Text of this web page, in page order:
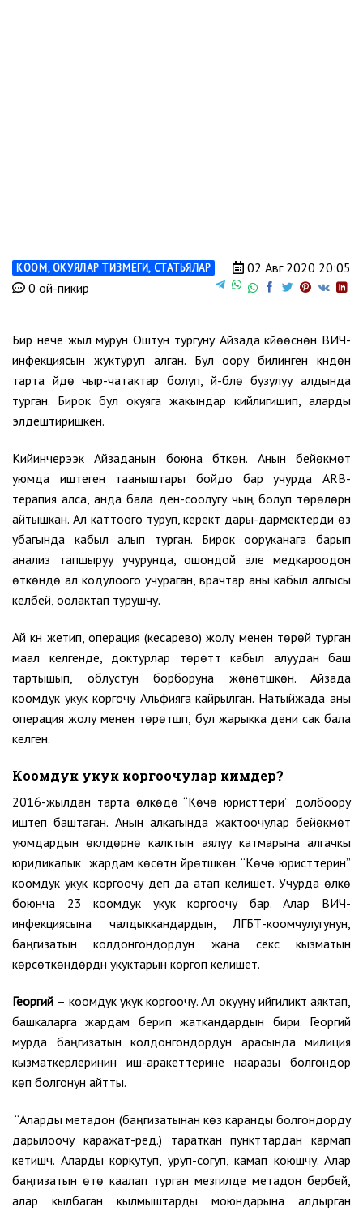
КООМ,ОКУЯЛАР ТИЗМЕГИ, СТАТЬЯЛАР
02 Авг 2020 20:05
0 ой-пикир
Бир нече жыл мурун Оштун тургуну Айзада күйөөсүнөн ВИЧ-
инфекциясын жуктуруп алган. Бул оору билинген күндөн
тарта үйдө чыр-чатактар болуп, үй-бүлө бузулуу алдында
турган. Бирок бул окуяга жакындар кийлигишип, аларды
элдештиришкен.
Кийинчерээк Айзаданын боюна бүткөн. Анын бейөкмөт
уюмда иштеген тааныштары бойдо бар учурда ARB-
терапия алса, анда бала ден-соолугу чың болуп төрөлөрүн
айтышкан. Ал каттоого туруп, керектүү дары-дармектерди өз
убагында кабыл алып турган. Бирок ооруканага барып
анализ тапшыруу учурунда, ошондой эле медкароодон
өткөндө ал кодулоого учураган, врачтар аны кабыл алгысы
келбей, оолактап турушчу.
Ай күнү жетип, операция (кесарево) жолу менен төрөй турган
маал келгенде, доктурлар төрөттү кабыл алуудан баш
тартышып, облустун борборуна жөнөтүшкөн. Айзада
коомдук укук коргочу Альфияга кайрылган. Натыйжада аны
операция жолу менен төрөтүшүп, бул жарыкка дени сак бала
келген.
Коомдук укук коргоочулар кимдер?
2016-жылдан тарта өлкөдө “Көчө юристтери” долбоору
иштеп баштаган. Анын алкагында жактоочулар бейөкмөт
уюмдардын өкүлдөрүнө калктын аялуу катмарына алгачкы
юридикалык жардам көсөтүүнү үйрөтүшкөн. “Көчө юристтерин”
коомдук укук коргоочу деп да атап келишет. Учурда өлкө
боюнча 23 коомдук укук коргоочу бар. Алар ВИЧ-
инфекциясына чалдыккандардын, ЛГБТ-коомчулугунун,
баңгизатын колдонгондордун жана секс кызматын
көрсөткөндөрдүн укуктарын коргоп келишет.
Георгий – коомдук укук коргоочу. Ал окууну ийгиликтүү аяктап,
башкаларга жардам берип жаткандардын бири. Георгий
мурда баңгизатын колдонгондордун арасында милиция
кызматкерлеринин иш-аракеттерине нааразы болгондор
көп болгонун айтты.
“Аларды метадон (баңгизатынан көз каранды болгондорду
дарылоочу каражат-ред.) тараткан пункттардан кармап
кетишчү. Аларды коркутуп, уруп-согуп, камап коюшчу. Алар
баңгизатын өтө каалап турган мезгилде метадон бербей,
алар кылбаган кылмыштарды моюндарына алдырган